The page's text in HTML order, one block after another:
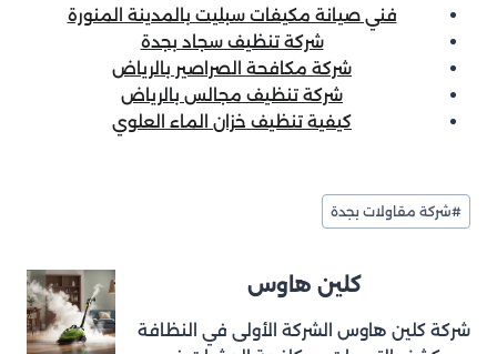
فني صيانة مكيفات سبليت بالمدينة المنورة
شركة تنظيف سجاد بجدة
شركة مكافحة الصراصير بالرياض
شركة تنظيف مجالس بالرياض
كيفية تنظيف خزان الماء العلوي
وسوم
المقال:
#شركة مقاولات بجدة
كلين هاوس
شركة كلين هاوس الشركة الأولى في النظافة